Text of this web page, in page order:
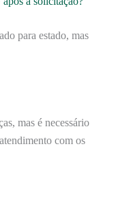
para estado, mas
mas é necessário
com os